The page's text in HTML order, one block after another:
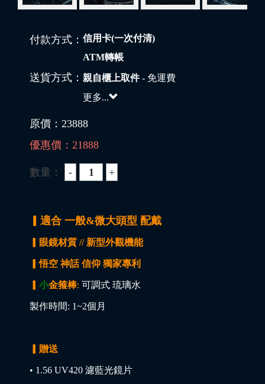
付款方式： 信用卡(一次付清)
ATM轉帳
送貨方式： 親自櫃上取件- 免運費
更多...
原價： 23888
優惠價： 21888
數量：
▎適合 一般&微大頭型 配戴
▎眼鏡材質 // 新型外觀機能
▎悟空 神話 信仰 獨家專利
小金箍棒: 可調式 琉璃水
製作時間: 1~2個月
▎贈送
• 1.56 UV420 濾藍光鏡片